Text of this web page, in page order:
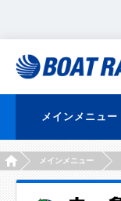
メインメニュー
HOMEメインメニュー